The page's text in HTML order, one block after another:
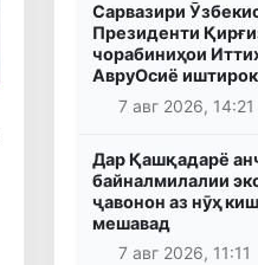
Сарвазири
Президенти
чорабиниҳои
АвруОсиё
7 авг 2026, 14:21
Дар Қашқадарё
байналмилалии
ҷавонон аз нӯҳ
мешавад
7 авг 2026, 11:11